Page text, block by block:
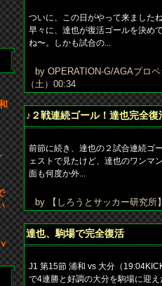
ついに、この日がやって来ました
早々に、達也が復活ゴールを決め
ね〜。しかも試合の...
by OPERATION-G/AGAプロ
（土）00:34
♪２戦連続ゴール！達也完全
前節に続き、達也の２試合連続ゴ
ェストで見たけど、達也のワンマ
面も何度か外...
by 【しろうとサッカー研究
達也、駒場で完全復活
J1 第15節 浦和 vs 大分（
で4連勝と好調の大分を駒場に迎